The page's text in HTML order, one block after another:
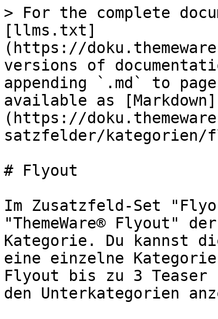
> For the complete
[llms.txt]
(https://
versions of
appending `.md` to
available as [Markdown]
(https://
satzfelder/kategorien/
# Flyout
Im Zusatzfeld-Set
"ThemeWare® Flyout"
Kategorie. Du kannst
eine einzelne
Flyout bis zu 3
den Unterkategorien